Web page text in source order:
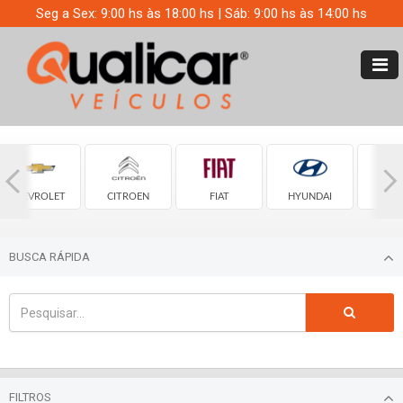
Seg a Sex: 9:00 hs às 18:00 hs | Sáb: 9:00 hs às 14:00 hs
CHEVROLET CITROEN FIAT HYUNDAI
BUSCA RÁPIDA
FILTROS